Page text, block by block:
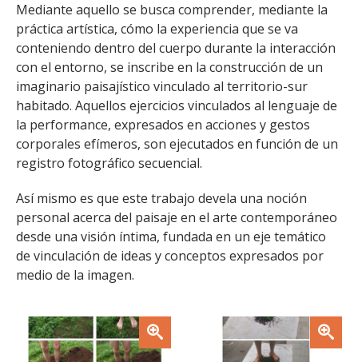
Mediante aquello se busca comprender, mediante la
práctica artística, cómo la experiencia que se va
conteniendo dentro del cuerpo durante la interacción
con el entorno, se inscribe en la construcción de un
imaginario paisajístico vinculado al territorio-sur
habitado. Aquellos ejercicios vinculados al lenguaje de
la performance, expresados en acciones y gestos
corporales efímeros, son ejecutados en función de un
registro fotográfico secuencial.
Así mismo es que este trabajo devela una noción
personal acerca del paisaje en el arte contemporáneo
desde una visión íntima, fundada en un eje temático
de vinculación de ideas y conceptos expresados por
medio de la imagen.
Zoom